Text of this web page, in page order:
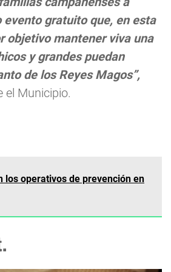
gratuito que, en esta
objetivo mantener viva una
y grandes puedan
de los Reyes Magos”,
el Municipio.
los operativos de prevención en